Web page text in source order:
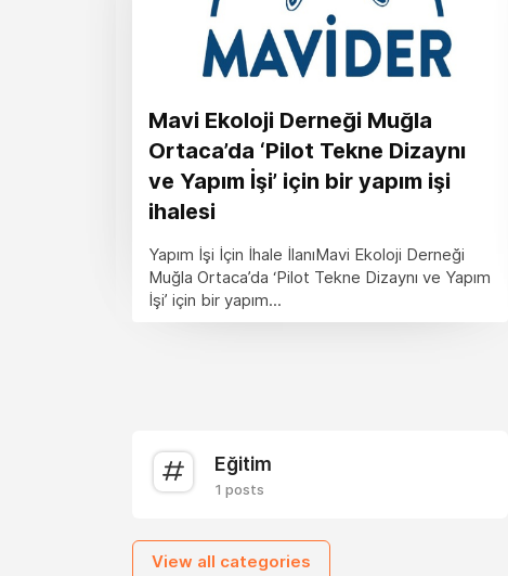
Mavi Ekoloji Derneği Muğla
Ortaca’da ‘Pilot Tekne Dizaynı
ve Yapım İşi’ için bir yapım işi
ihalesi
Yapım İşi İçin İhale İlanıMavi Ekoloji Derneği
Muğla Ortaca’da ‘Pilot Tekne Dizaynı ve Yapım
İşi’ için bir yapım...
Eğitim
1 posts
View all categories